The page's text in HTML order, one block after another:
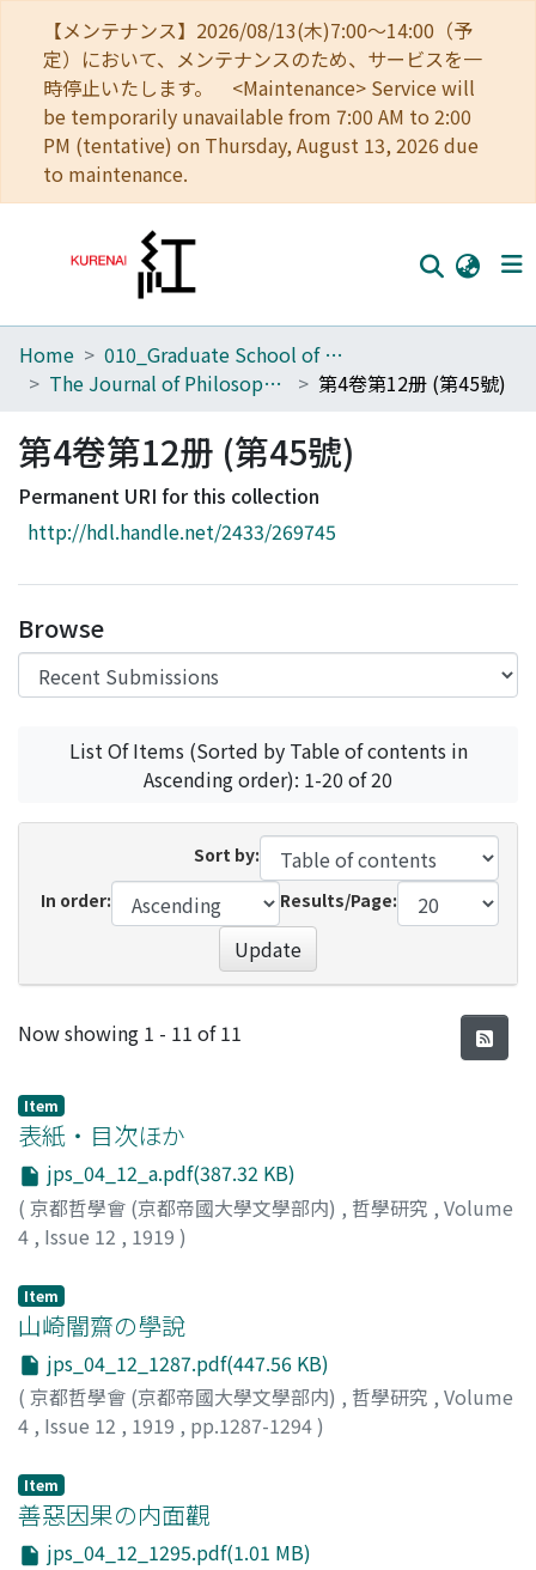
【メンテナンス】2026/08/13(木)7:00～14:00（予
定）において、メンテナンスのため、サービスを一
時停止いたします。 <Maintenance> Service will
be temporarily unavailable from 7:00 AM to 2:00
PM (tentative) on Thursday, August 13, 2026 due
to maintenance.
Home
Browse
Download Ranking
Access Statistics
Home
010_Graduate School of Letters
The Journal of Philosophical Studies
第4卷第12册 (第45號)
第4卷第12册 (第45號)
Permanent URI for this collection
http://hdl.handle.net/2433/269745
Browse
List Of Items (Sorted by Table of contents in
Ascending order): 1-20 of 20
Sort by:
In order:
Results/Page:
Update
Recent Submissions
Now showing 1 - 11 of 11
Item
表紙・目次ほか
jps_04_12_a.pdf(387.32 KB)
( 京都哲學會 (京都帝國大學文學部内) , 哲學研究 , Volume
4 , Issue 12 , 1919 )
Item
山崎闇齋の學說
jps_04_12_1287.pdf(447.56 KB)
( 京都哲學會 (京都帝國大學文學部内) , 哲學研究 , Volume
4 , Issue 12 , 1919 , pp.1287-1294)
Item
善惡因果の内面觀
jps_04_12_1295.pdf(1.01 MB)